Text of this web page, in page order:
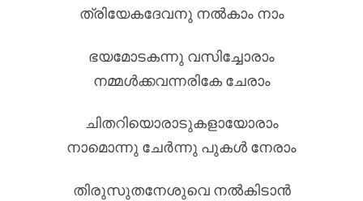
ത്രിയേകദേവനു നൽകാം നാം
ഭയമോടകന്നു വസിച്ചോരാം
നമ്മൾക്കവന്നരികേ ചേരാം
ചിതറിയൊരാടുകളായോരാം
നാമൊന്നു ചേർന്നു പുകൾ നേരാം
തിരുസുതനേശുവെ നൽകിടാൻ